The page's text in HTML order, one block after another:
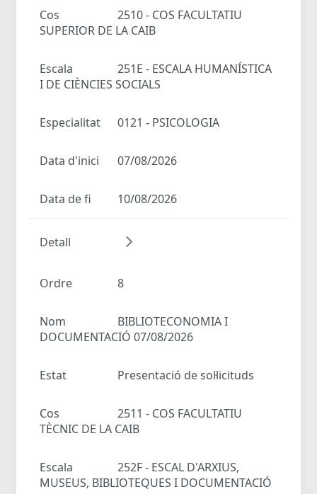
Cos
2510 - COS FACULTATIU
SUPERIOR DE LA CAIB
Escala
251E - ESCALA HUMANÍSTICA
I DE CIÈNCIES SOCIALS
Especialitat 0121 - PSICOLOGIA
Data d'inici 07/08/2026
Data de fi 10/08/2026
Detall
Ordre 8
Nom
BIBLIOTECONOMIA I
DOCUMENTACIÓ 07/08/2026
Estat Presentació de sol·licituds
Cos
2511 - COS FACULTATIU
TÈCNIC DE LA CAIB
Escala
252F - ESCAL D'ARXIUS,
MUSEUS, BIBLIOTEQUES I DOCUMENTACIÓ